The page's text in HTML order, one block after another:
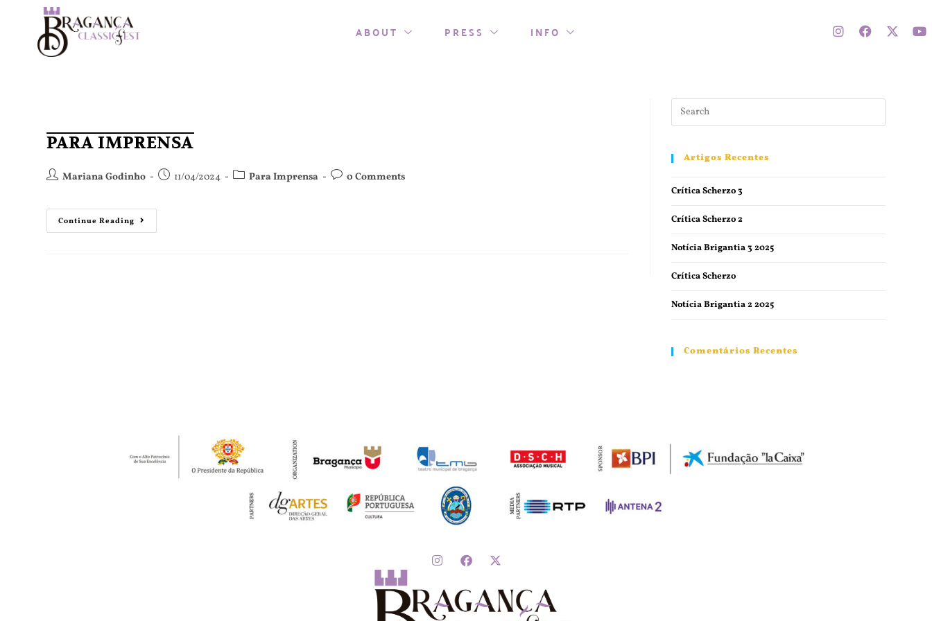
ABOUT PRESS INFO
PARA IMPRENSA
Mariana Godinho 11/04/2024 Para Imprensa 0 Comments
Continue Reading
Artigos Recentes
Crítica Scherzo 3
Crítica Scherzo 2
Notícia Brigantia 3 2025
Crítica Scherzo
Notícia Brigantia 2 2025
Comentários Recentes